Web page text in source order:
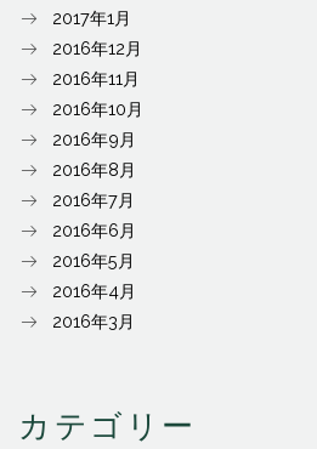
2017年1月
2016年12月
2016年11月
2016年10月
2016年9月
2016年8月
2016年7月
2016年6月
2016年5月
2016年4月
2016年3月
カテゴリー